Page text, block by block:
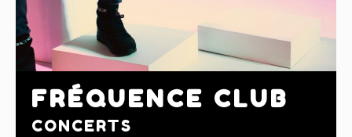
FRÉQUENCE CLUB
CONCERTS